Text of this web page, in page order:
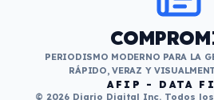
PERIODISMO MODERNO PARA LA
RÁPIDO, VERAZ Y
AFIP - DATA
© 2026 Diario Digital Inc. Todos